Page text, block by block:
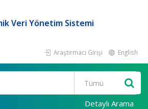
Veri Yönetim Sistemi
Araştırmacı Girişi English
Detaylı Arama